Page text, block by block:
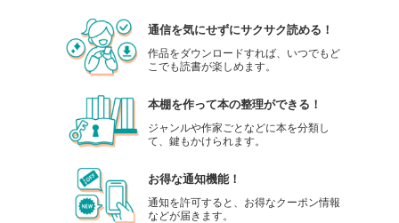
通信を気にせずにサクサク読める！
作品をダウンロードすれば、いつでもど
こでも読書が楽しめます。
本棚を作って本の整理ができる！
ジャンルや作家ごとなどに本を分類し
て、鍵もかけられます。
お得な通知機能！
通知を許可すると、お得なクーポン情報
などが届きます。